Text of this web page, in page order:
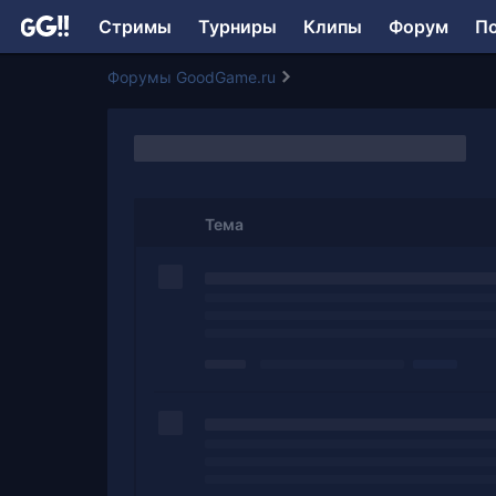
Стримы Турниры Клипы Форум
Форумы GoodGame.ru
Тема